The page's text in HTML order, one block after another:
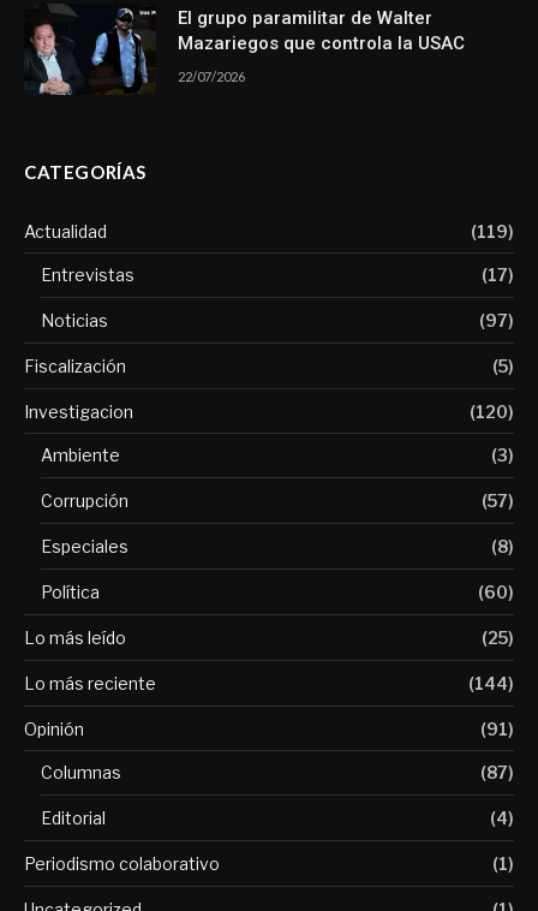
El grupo paramilitar de Walter
Mazariegos que controla la USAC
22/07/2026
CATEGORÍAS
Actualidad (119)
Entrevistas (17)
Noticias (97)
Fiscalización (5)
Investigacion (120)
Ambiente (3)
Corrupción (57)
Especiales (8)
Política (60)
Lo más leído (25)
Lo más reciente (144)
Opinión (91)
Columnas (87)
Editorial (4)
Periodismo colaborativo (1)